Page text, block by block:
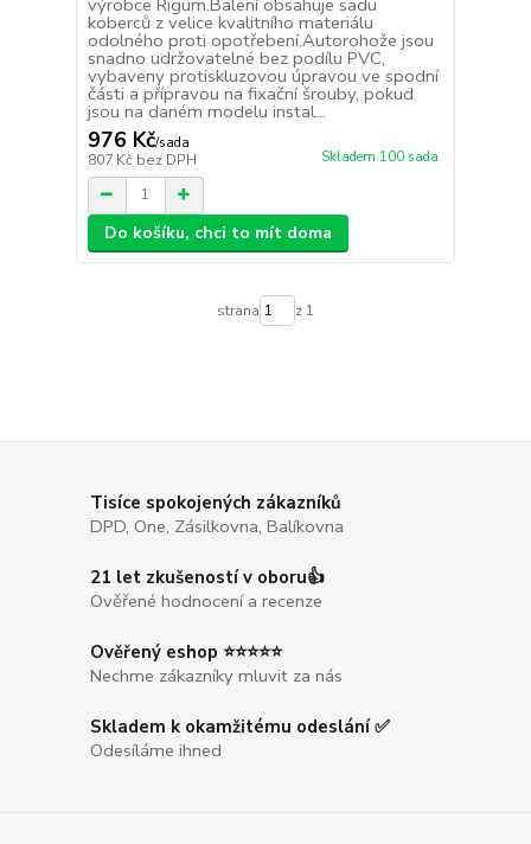
koberců z velice kvalitního materiálu
odolného proti opotřebení.Autorohože jsou
snadno udržovatelné bez podílu PVC,
vybaveny protiskluzovou úpravou ve spodní
části a přípravou na fixační šrouby, pokud
jsou na daném modelu instal...
976 Kč/sada
807 Kč bez DPH Skladem 100 sada
Do košíku, chci to mít doma
strana z 1
Tisíce spokojených zákazníků
DPD, One, Zásilkovna, Balíkovna
21 let zkušeností v oboru👍
Ověřené hodnocení a recenze
Ověřený eshop ⭐⭐⭐⭐⭐
Nechme zákazníky mluvit za nás
Skladem k okamžitému odeslání ✅
Odesíláme ihned